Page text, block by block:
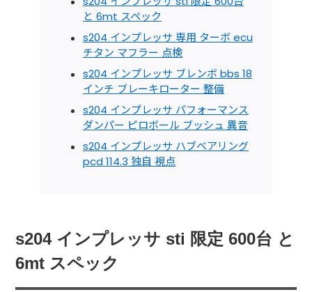
と 6mt スペック
s204 インプレッサ 専用 ターボ ecu
チタン マフラー 点検
s204 インプレッサ ブレンボ bbs 18
インチ ブレーキローター 整備
s204 インプレッサ パフォーマンス
ダンパー ピロボール ブッシュ 異音
s204 インプレッサ ハブベアリング
pcd 114.3 独自 視点
s204 インプレッサ sti 限定 600台 と
6mt スペック